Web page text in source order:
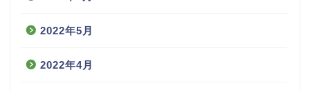
2022年5月
2022年4月